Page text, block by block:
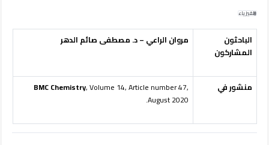
الفيزياء
الباحثون
المشاركون
مروان الراعي – د. مصطفى صائم الدهر
منشور في BMC Chemistry, Volume 14, Article number 47,
August 2020.